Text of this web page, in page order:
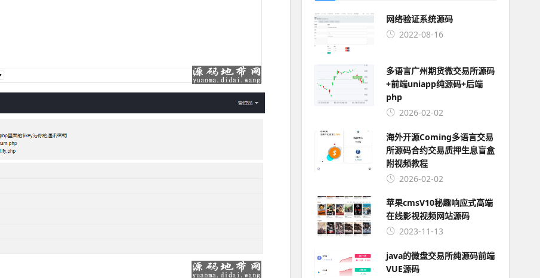
网络验证系统源码
2022-08-16
多语言广州期货微交易所源码
+前端uniapp纯源码+后端
php
2026-02-02
海外开源Coming多语言交易
所源码合约交易质押生息盲盒
附视频教程
2026-02-02
苹果cmsV10秘趣响应式高端
在线影视视频网站源码
2023-11-13
java的微盘交易所纯源码前端
VUE源码